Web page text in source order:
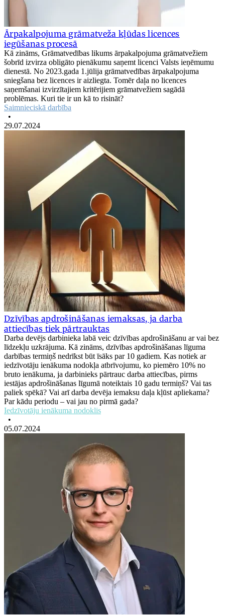
Ārpakalpojuma grāmatveža kļūdas licences
iegūšanas procesā
Kā zināms, Grāmatvedības likums ārpakalpojuma grāmatvežiem
šobrīd izvirza obligāto pienākumu saņemt licenci Valsts ieņēmumu
dienestā. No 2023.gada 1.jūlija grāmatvedības ārpakalpojuma
sniegšana bez licences ir aizliegta. Tomēr daļa no licences
saņemšanai izvirzītajiem kritērijiem grāmatvežiem sagādā
problēmas. Kuri tie ir un kā to risināt?
Saimnieciskā darbība
•
29.07.2024
Dzīvības apdrošināšanas iemaksas, ja darba
attiecības tiek pārtrauktas
Darba devējs darbinieka labā veic dzīvības apdrošināšanu ar vai bez
līdzekļu uzkrājuma. Kā zināms, dzīvības apdrošināšanas līguma
darbības termiņš nedrīkst būt īsāks par 10 gadiem. Kas notiek ar
iedzīvotāju ienākuma nodokļa atbrīvojumu, ko piemēro 10% no
bruto ienākuma, ja darbinieks pārtrauc darba attiecības, pirms
iestājas apdrošināšanas līgumā noteiktais 10 gadu termiņš? Vai tas
paliek spēkā? Vai arī darba devēja iemaksu daļa kļūst apliekama?
Par kādu periodu – vai jau no pirmā gada?
Iedzīvotāju ienākuma nodoklis
•
05.07.2024